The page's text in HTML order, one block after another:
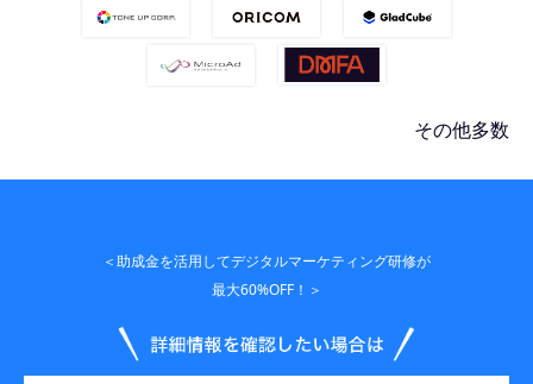
その他多数
＜助成金を活用してデジタルマーケティング研修が
最大60%OFF！＞